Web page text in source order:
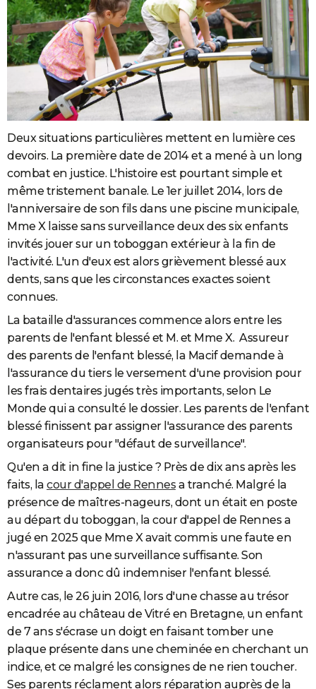
Deux situations particulières mettent en lumière ces
devoirs. La première date de 2014 et a mené à un long
combat en justice. L'histoire est pourtant simple et
même tristement banale. Le 1er juillet 2014, lors de
l'anniversaire de son fils dans une piscine municipale,
Mme X laisse sans surveillance deux des six enfants
invités jouer sur un toboggan extérieur à la fin de
l'activité. L'un d'eux est alors grièvement blessé aux
dents, sans que les circonstances exactes soient
connues.
La bataille d'assurances commence alors entre les
parents de l'enfant blessé et M. et Mme X. Assureur
des parents de l'enfant blessé, la Macif demande à
l'assurance du tiers le versement d'une provision pour
les frais dentaires jugés très importants, selon Le
Monde qui a consulté le dossier. Les parents de l'enfant
blessé finissent par assigner l'assurance des parents
organisateurs pour "défaut de surveillance".
Qu'en a dit in fine la justice ? Près de dix ans après les
faits, la cour d'appel de Rennes a tranché. Malgré la
présence de maîtres-nageurs, dont un était en poste
au départ du toboggan, la cour d'appel de Rennes a
jugé en 2025 que Mme X avait commis une faute en
n'assurant pas une surveillance suffisante. Son
assurance a donc dû indemniser l'enfant blessé.
Autre cas, le 26 juin 2016, lors d'une chasse au trésor
encadrée au château de Vitré en Bretagne, un enfant
de 7 ans s'écrase un doigt en faisant tomber une
plaque présente dans une cheminée en cherchant un
indice, et ce malgré les consignes de ne rien toucher.
Ses parents réclament alors réparation auprès de la